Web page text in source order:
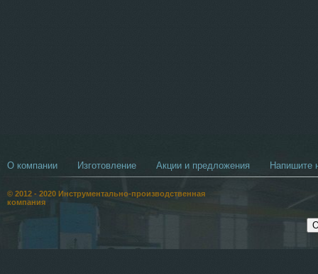
О компании Изготовление Акции и предложения Напишите
© 2012 - 2020 Инструментально-производственная
компания